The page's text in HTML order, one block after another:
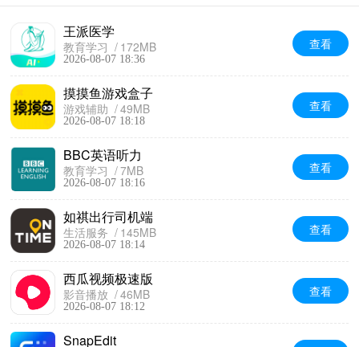
王派医学
教育学习 172MB
2026-08-07 18:36
查看
摸摸鱼游戏盒子
游戏辅助 49MB
2026-08-07 18:18
查看
BBC英语听力
教育学习 7MB
2026-08-07 18:16
查看
如祺出行司机端
生活服务 145MB
2026-08-07 18:14
查看
西瓜视频极速版
影音播放 46MB
2026-08-07 18:12
查看
SnapEdit